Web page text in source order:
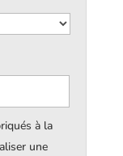
à la
une